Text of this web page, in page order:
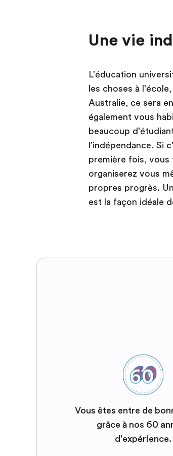
Une vie
L'éducation
les choses à
Australie, ce sera
également vous
beaucoup
l'indépendance. Si
première fois, vous
organiserez vous
propres progrès.
est la façon idéale
Vous êtes entre de
grâce à nos 60
d'expérience.